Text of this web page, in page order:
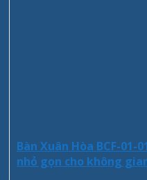
Bàn Xuân Hòa BCF-01-
nhỏ gọn cho không